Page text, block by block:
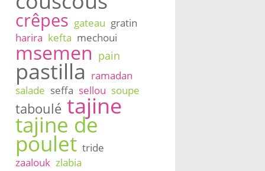
crêpes gateau gratin
harira kefta mechoui
msemen pain
pastilla ramadan
salade seffa sellou soupe
taboulé tajine
tajine de
poulet tride
zaalouk zlabia